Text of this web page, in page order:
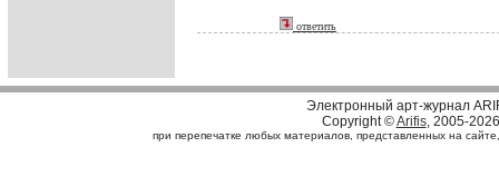
ответить
Электронный арт-журнал
Copyright ©Arifis, 2005-2026
при перепечатке любых материалов, представленных на